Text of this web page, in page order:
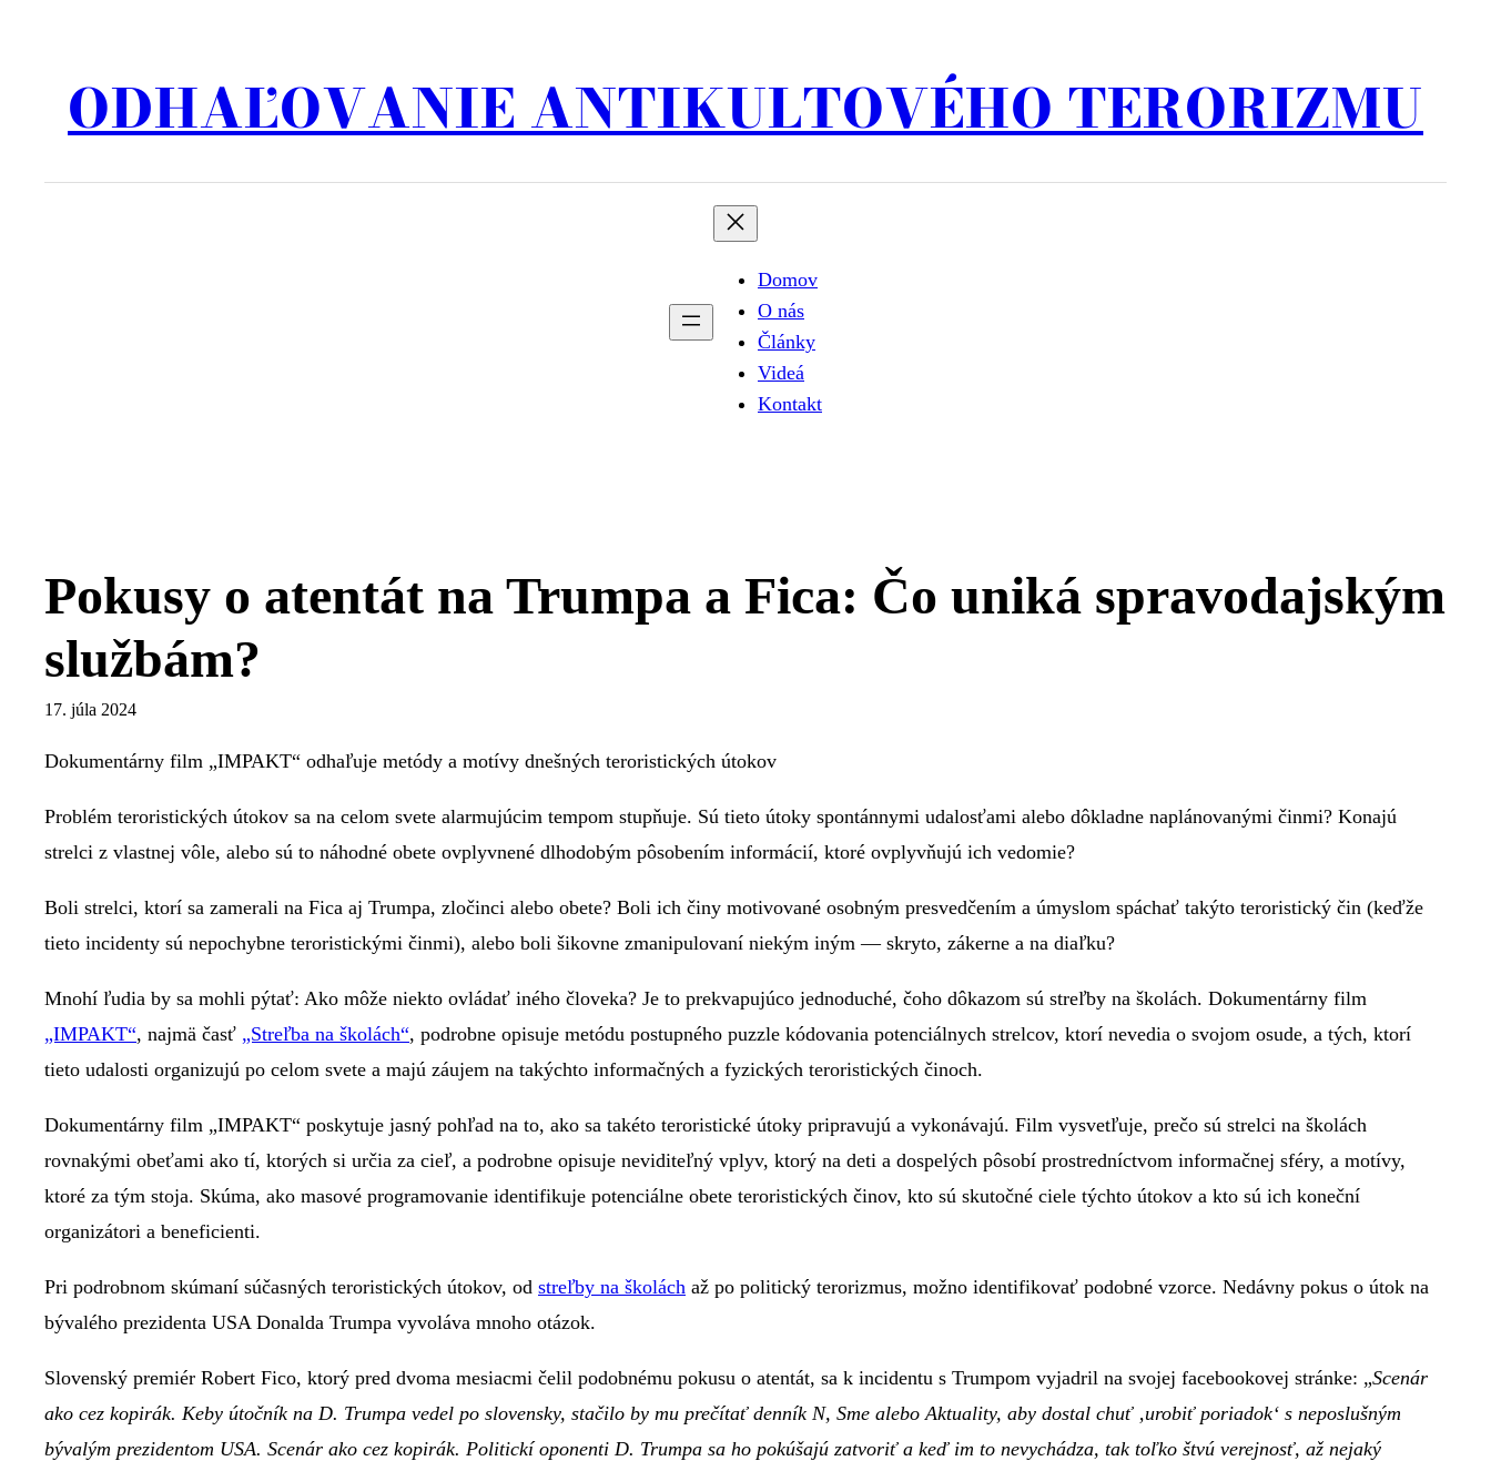
ODHAĽOVANIE ANTIKULTOVÉHO TERORIZMU
Domov
O nás
Články
Videá
Kontakt
Pokusy o atentát na Trumpa a Fica: Čo uniká spravodajským
službám?
17. júla 2024
Dokumentárny film „IMPAKT“ odhaľuje metódy a motívy dnešných teroristických útokov
Problém teroristických útokov sa na celom svete alarmujúcim tempom stupňuje. Sú tieto útoky spontánnymi udalosťami alebo dôkladne naplánovanými činmi? Konajú
strelci z vlastnej vôle, alebo sú to náhodné obete ovplyvnené dlhodobým pôsobením informácií, ktoré ovplyvňujú ich vedomie?
Boli strelci, ktorí sa zamerali na Fica aj Trumpa, zločinci alebo obete? Boli ich činy motivované osobným presvedčením a úmyslom spáchať takýto teroristický čin (keďže
tieto incidenty sú nepochybne teroristickými činmi), alebo boli šikovne zmanipulovaní niekým iným — skryto, zákerne a na diaľku?
Mnohí ľudia by sa mohli pýtať: Ako môže niekto ovládať iného človeka? Je to prekvapujúco jednoduché, čoho dôkazom sú streľby na školách. Dokumentárny film
„IMPAKT“, najmä časť „Streľba na školách“, podrobne opisuje metódu postupného puzzle kódovania potenciálnych strelcov, ktorí nevedia o svojom osude, a tých, ktorí
tieto udalosti organizujú po celom svete a majú záujem na takýchto informačných a fyzických teroristických činoch.
Dokumentárny film „IMPAKT“ poskytuje jasný pohľad na to, ako sa takéto teroristické útoky pripravujú a vykonávajú. Film vysvetľuje, prečo sú strelci na školách
rovnakými obeťami ako tí, ktorých si určia za cieľ, a podrobne opisuje neviditeľný vplyv, ktorý na deti a dospelých pôsobí prostredníctvom informačnej sféry, a motívy,
ktoré za tým stoja. Skúma, ako masové programovanie identifikuje potenciálne obete teroristických činov, kto sú skutočné ciele týchto útokov a kto sú ich koneční
organizátori a beneficienti.
Pri podrobnom skúmaní súčasných teroristických útokov, od streľby na školách až po politický terorizmus, možno identifikovať podobné vzorce. Nedávny pokus o útok na
bývalého prezidenta USA Donalda Trumpa vyvoláva mnoho otázok.
Slovenský premiér Robert Fico, ktorý pred dvoma mesiacmi čelil podobnému pokusu o atentát, sa k incidentu s Trumpom vyjadril na svojej facebookovej stránke: „Scenár
ako cez kopirák. Keby útočník na D. Trumpa vedel po slovensky, stačilo by mu prečítať denník N, Sme alebo Aktuality, aby dostal chuť ‚urobiť poriadok‘ s neposlušným
bývalým prezidentom USA. Scenár ako cez kopirák. Politickí oponenti D. Trumpa sa ho pokúšajú zatvoriť a keď im to nevychádza, tak toľko štvú verejnosť, až nejaký